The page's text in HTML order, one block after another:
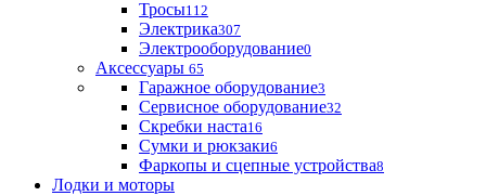
Тросы112
Электрика307
Электрооборудование0
Аксессуары 65
Гаражное оборудование3
Сервисное оборудование32
Скребки наста16
Сумки и рюкзаки6
Фаркопы и сцепные устройства8
Лодки и моторы